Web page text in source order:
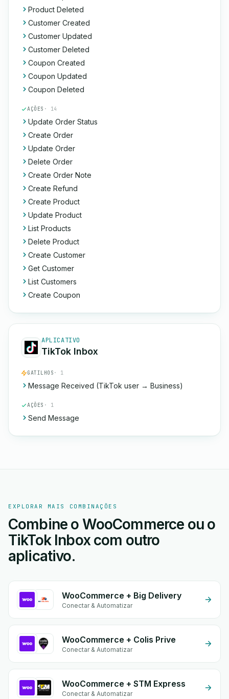
Product Deleted
Customer Created
Customer Updated
Customer Deleted
Coupon Created
Coupon Updated
Coupon Deleted
AÇÕES · 14
Update Order Status
Create Order
Update Order
Delete Order
Create Order Note
Create Refund
Create Product
Update Product
List Products
Delete Product
Create Customer
Get Customer
List Customers
Create Coupon
APLICATIVO
TikTok Inbox
GATILHOS · 1
Message Received (TikTok user → Business)
AÇÕES · 1
Send Message
EXPLORAR MAIS COMBINAÇÕES
Combine o WooCommerce ou o
TikTok Inbox com outro
aplicativo.
WooCommerce + Big Delivery
Conectar & Automatizar
WooCommerce + Colis Prive
Conectar & Automatizar
WooCommerce + STM Express
Conectar & Automatizar